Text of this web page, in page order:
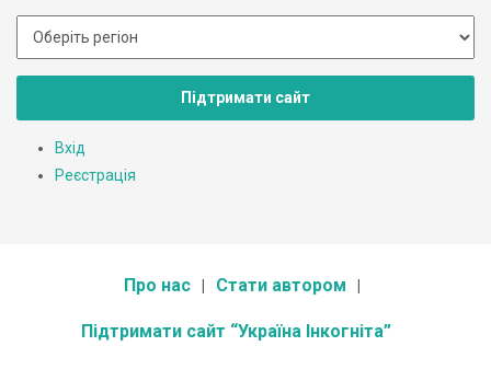
Підтримати сайт
Вхід
Реєстрація
Про нас Стати автором
Підтримати сайт “Україна Інкогніта”